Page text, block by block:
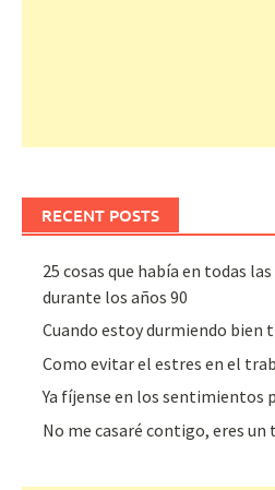
RECENT POSTS
25 cosas que había en todas
durante los años 90
Cuando estoy durmiendo
Como evitar el estres en el
Ya fíjense en los sentimientos
No me casaré contigo, eres